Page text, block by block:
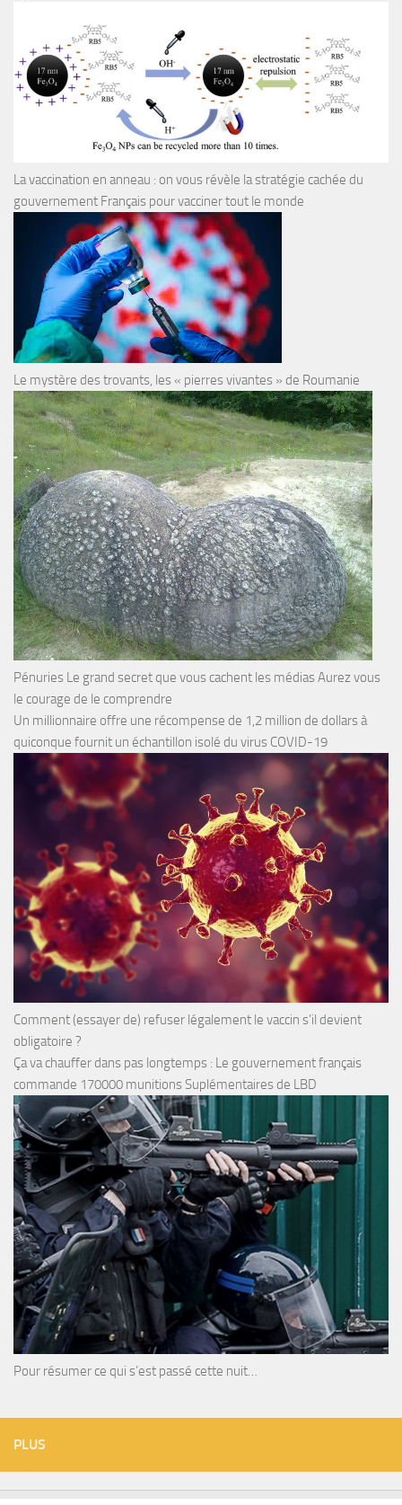
La vaccination en anneau : on vous révèle la stratégie cachée du
gouvernement Français pour vacciner tout le monde
Le mystère des trovants, les « pierres vivantes » de Roumanie
Pénuries Le grand secret que vous cachent les médias Aurez vous
le courage de le comprendre
Un millionnaire offre une récompense de 1,2 million de dollars à
quiconque fournit un échantillon isolé du virus COVID-19
Comment (essayer de) refuser légalement le vaccin s’il devient
obligatoire ?
Ça va chauffer dans pas longtemps : Le gouvernement français
commande 170000 munitions Suplémentaires de LBD
Pour résumer ce qui s’est passé cette nuit…
PLUS